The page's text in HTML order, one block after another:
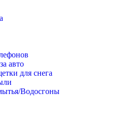
авто
для снега
Водосгоны